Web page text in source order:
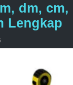
dm, cm,
Lengkap